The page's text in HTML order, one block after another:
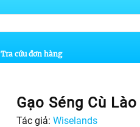
Tra cứu đơn hàng
Gạo Séng Cù
Tác giả:Wiselands